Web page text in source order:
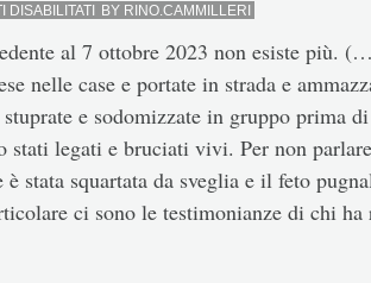
DISABILITATISUBY RINO.CAMMILLERI
al 7 ottobre 2023 non esiste più.
nelle case e portate in strada e
stuprate e sodomizzate in gruppo prima
stati legati e bruciati vivi. Per non
è stata squartata da sveglia e il feto
ci sono le testimonianze di chi